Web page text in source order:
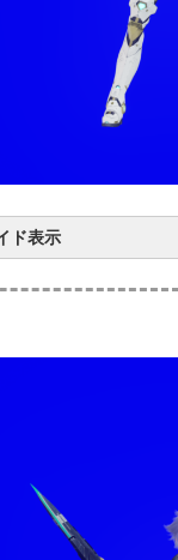
ド表示